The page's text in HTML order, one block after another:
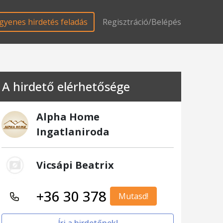
hirdetés feladás Regisztráció/Belépés
A hirdető elérhetősége
Alpha Home
Ingatlaniroda
Vicsápi Beatrix
+36 30 378 Mutasd!